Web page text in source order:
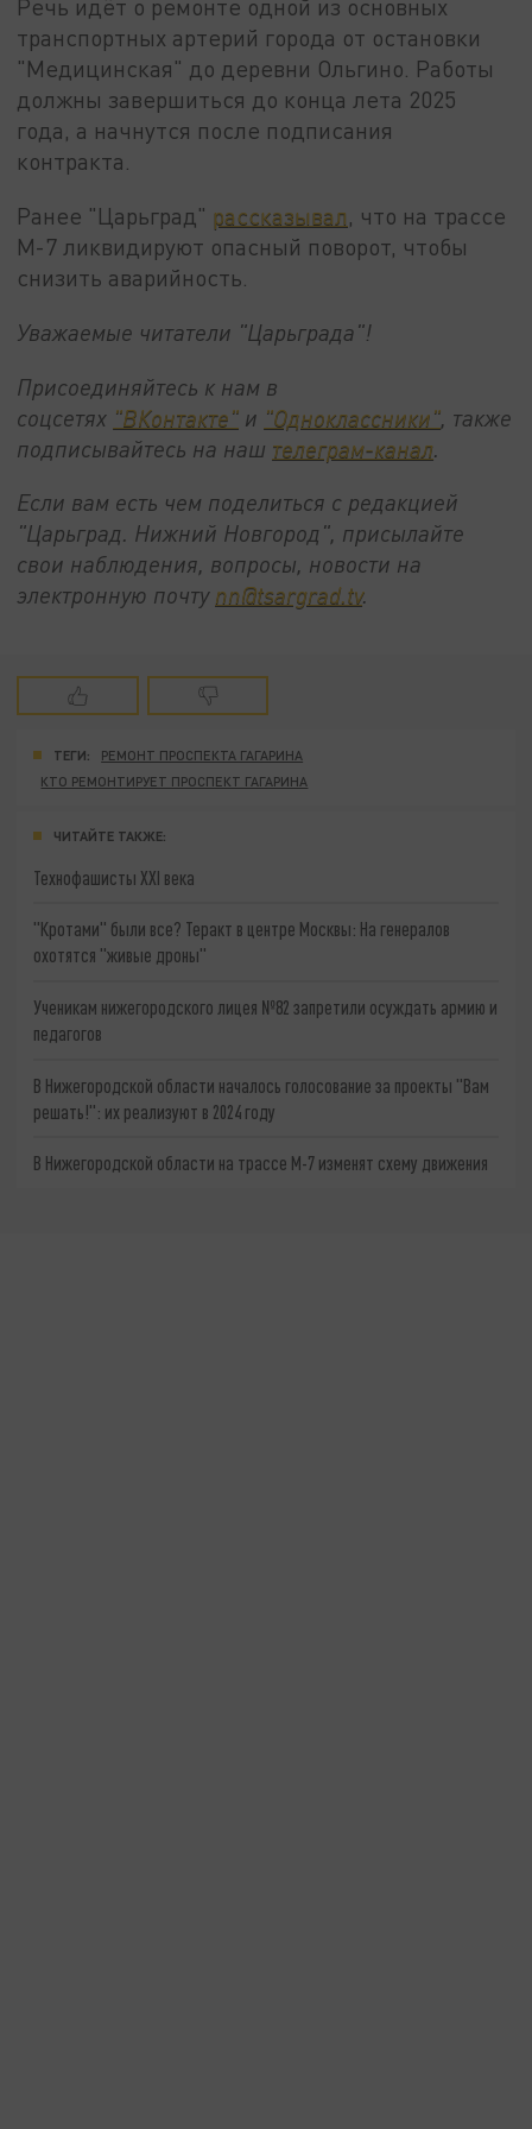
Речь идёт о ремонте одной из основных
транспортных артерий города от остановки
"Медицинская" до деревни Ольгино. Работы
должны завершиться до конца лета 2025
года, а начнутся после подписания
контракта.
Ранее "Царьград" рассказывал, что на трассе
М-7 ликвидируют опасный поворот, чтобы
снизить аварийность.
Уважаемые читатели "Царьграда"!
Присоединяйтесь к нам в
соцсетях "ВКонтакте" и "Одноклассники" также
подписывайтесь на наш телеграм-канал
Если вам есть чем поделиться с редакцией
"Царьград. Нижний Новгород", присылайте
свои наблюдения, вопросы, новости на
электронную почту nn@tsargrad.tv.
ТЕГИ:
РЕМОНТ ПРОСПЕКТА ГАГАРИНА
КТО РЕМОНТИРУЕТ ПРОСПЕКТ ГАГАРИНА
ЧИТАЙТЕ ТАКЖЕ:
Технофашисты XXI века
"Кротами" были все? Теракт в центре Москвы: На генералов
охотятся "живые дроны"
Ученикам нижегородского лицея №82 запретили осуждать армию и
педагогов
В Нижегородской области началось голосование за проекты "Вам
решать!": их реализуют в 2024 году
В Нижегородской области на трассе М-7 изменят схему движения